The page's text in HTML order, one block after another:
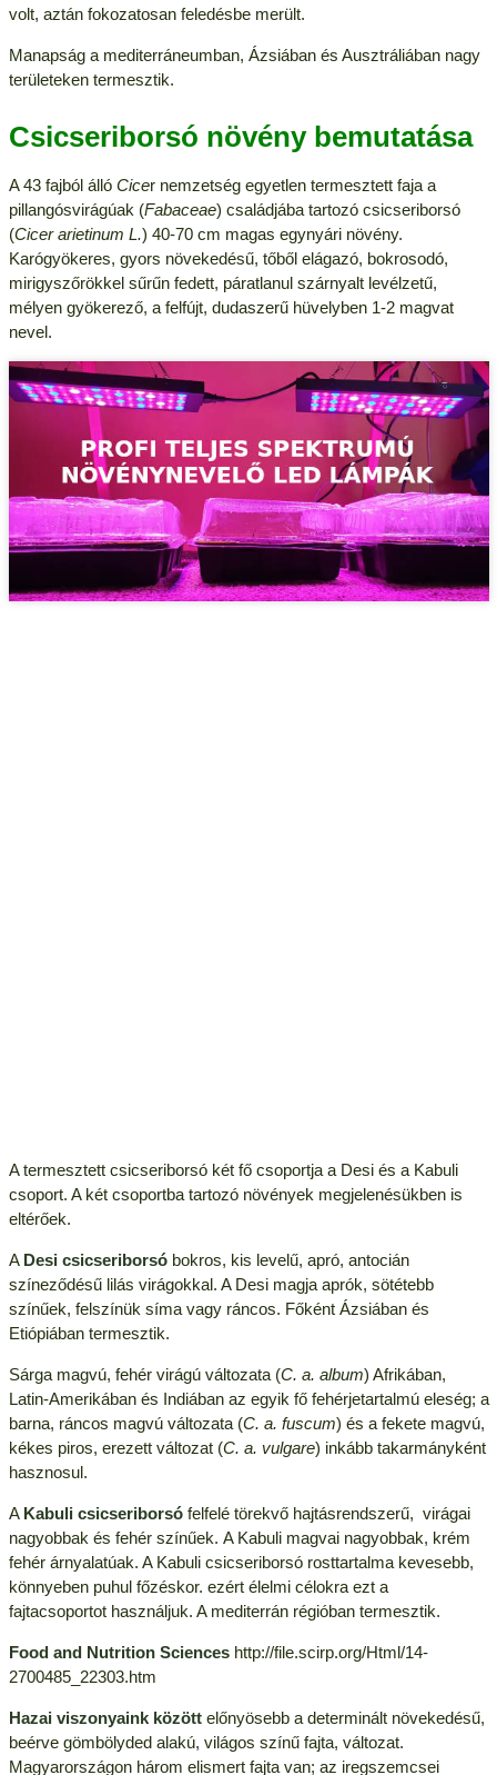
volt, aztán fokozatosan feledésbe merült.
Manapság a mediterráneumban, Ázsiában és Ausztráliában nagy
területeken termesztik.
Csicseriborsó növény bemutatása
A 43 fajból álló Cicer nemzetség egyetlen termesztett faja a
pillangósvirágúak (Fabaceae) családjába tartozó csicseriborsó
(Cicer arietinum L.) 40-70 cm magas egynyári növény.
Karógyökeres, gyors növekedésű, tőből elágazó, bokrosodó,
mirigyszőrökkel sűrűn fedett, páratlanul szárnyalt levélzetű,
mélyen gyökerező, a felfújt, dudaszerű hüvelyben 1-2 magvat
nevel.
A termesztett csicseriborsó két fő csoportja a Desi és a Kabuli
csoport. A két csoportba tartozó növények megjelenésükben is
eltérőek.
A Desi csicseriborsóbokros, kis levelű, apró, antocián
színeződésű lilás virágokkal. A Desi magja aprók, sötétebb
színűek, felszínük síma vagy ráncos. Főként Ázsiában és
Etiópiában termesztik.
Sárga magvú, fehér virágú változata (C. a. album) Afrikában,
Latin-Amerikában és Indiában az egyik fő fehérjetartalmú eleség; a
barna, ráncos magvú változata (C. a. fuscum) és a fekete magvú,
kékes piros, erezett változat (C. a. vulgare) inkább takarmányként
hasznosul.
A Kabuli csicseriborsófelfelé törekvő hajtásrendszerű, virágai
nagyobbak és fehér színűek. A Kabuli magvai nagyobbak, krém
fehér árnyalatúak. A Kabuli csicseriborsó rosttartalma kevesebb,
könnyeben puhul főzéskor. ezért élelmi célokra ezt a
fajtacsoportot használjuk. A mediterrán régióban termesztik.
Food and Nutrition Scienceshttp://file.scirp.org/Html/14-
2700485_22303.htm
Hazai viszonyaink közöttelőnyösebb a determinált növekedésű,
beérve gömbölyded alakú, világos színű fajta, változat.
Magyarországon három elismert fajta van; az iregszemcsei